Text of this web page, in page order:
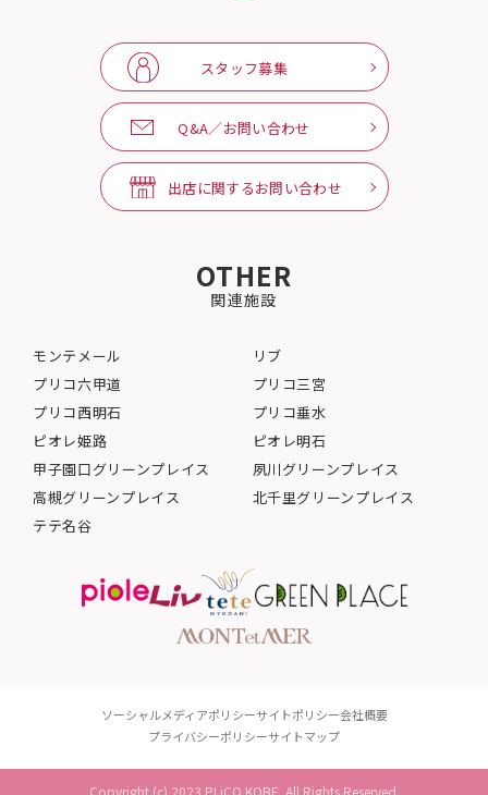
スタッフ募集
Q&A／お問い合わせ
出店に関するお問い合わせ
OTHER
関連施設
モンテメール
リブ
プリコ六甲道
プリコ三宮
プリコ西明石
プリコ垂水
ピオレ姫路
ピオレ明石
甲子園口グリーンプレイス
夙川グリーンプレイス
高槻グリーンプレイス
北千里グリーンプレイス
テテ名谷
ソーシャルメディアポリシーサイトポリシー会社概要
プライバシーポリシーサイトマップ